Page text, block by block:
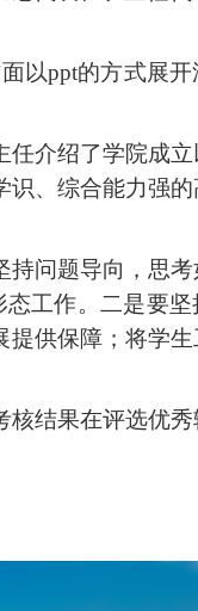
以ppt的方式展
任介绍了学院成
识、综合能力强
持问题导向，思
工作。二是要坚
提供保障；将学
核结果在评选优